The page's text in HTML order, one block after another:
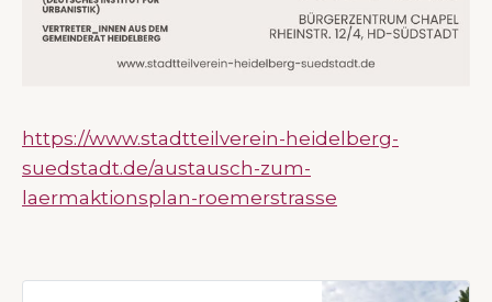
https://www.stadtteilverein-heidelberg-
suedstadt.de/austausch-zum-
laermaktionsplan-roemerstrasse